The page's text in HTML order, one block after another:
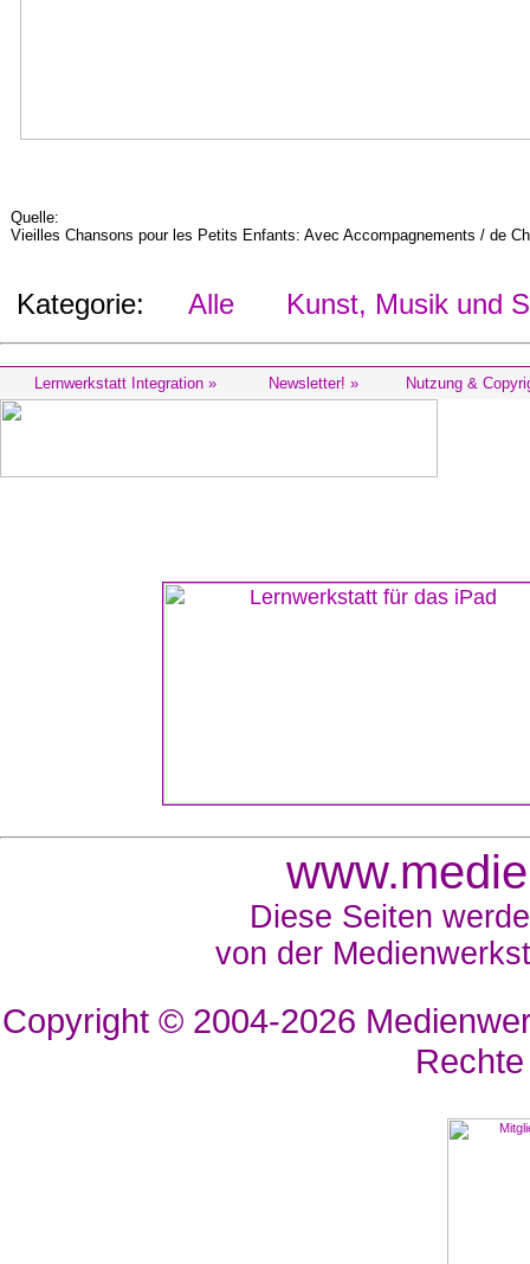
Quelle:
Vieilles Chansons pour les Petits Enfants: Avec Accompagnements / de
Kategorie: Alle Kunst, Musik und
Lernwerkstatt Integration » Newsletter! » Nutzung &
Diese Seiten
von der
Copyright © 2004-2026